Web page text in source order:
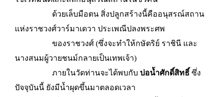
ด้วยเล็บมือตน สิ่งปลูกสร้างนี้คืออนุสรณ์สถาน
แห่งราชวงศ์วาร์มาเดวา ประเพณีปลงพระศพ
ของราชวงศ์ (ซึ่งจะทำให้กษัตริย์ ราชินี และ
นางสนมผู้วายชนม์กลายเป็นเทพเจ้า)
ภายในวัดท่านจะได้พบกับ บ่อน้ำศักดิ์สิทธิ์ ซึ่ง
ปัจจุบันนี้ ยังมีน้ำผุดขึ้นมาตลอดเวลา